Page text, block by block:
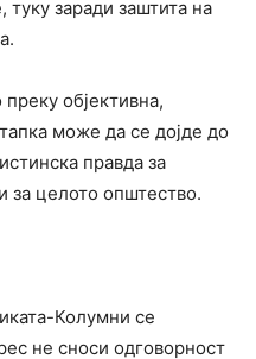
заради заштита на
објективна,
може да се дојде до
правда за
за целото општество.
Колумни се
не сноси одговорност